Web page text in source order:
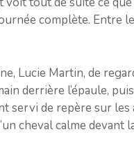
complète. Entre
Lucie Martin, de
derrière l’épaule,
servi de repère sur les
cheval calme devant